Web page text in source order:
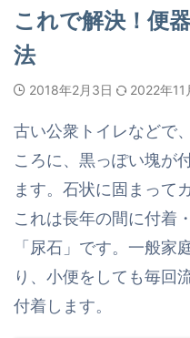
これで解決！便
法
2018年2月3日 2022年11
古い公衆トイレなどで
ころに、黒っぽい塊が
ます。石状に固まって
これは長年の間に付着
「尿石」です。一般家
り、小便をしても毎回
付着します。